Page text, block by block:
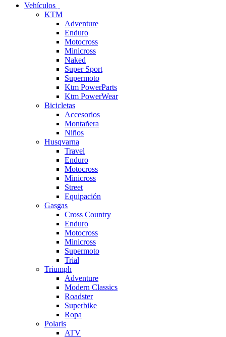
Vehículos
KTM
Adventure
Enduro
Motocross
Minicross
Naked
Super Sport
Supermoto
Ktm PowerParts
Ktm PowerWear
Bicicletas
Accesorios
Montañera
Niños
Husqvarna
Travel
Enduro
Motocross
Minicross
Street
Equipación
Gasgas
Cross Country
Enduro
Motocross
Minicross
Supermoto
Trial
Triumph
Adventure
Modern Classics
Roadster
Superbike
Ropa
Polaris
ATV